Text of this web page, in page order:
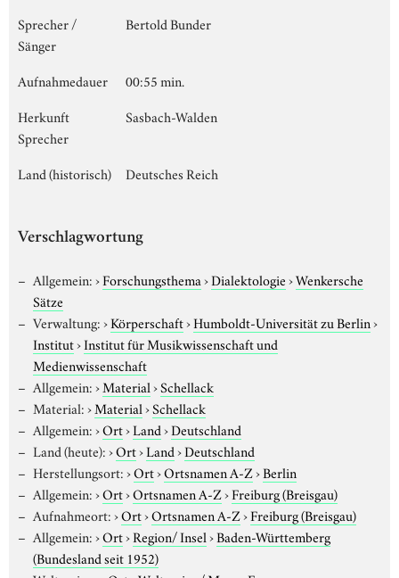
Sprecher /
Sänger
Bertold Bunder
Aufnahmedauer
00:55 min.
Herkunft
Sprecher
Sasbach-Walden
Land (historisch) Deutsches Reich
Verschlagwortung
Allgemein:›Forschungsthema›Dialektologie›Wenkersche
Sätze
Verwaltung:›Körperschaft›Humboldt-Universität zu Berlin›
Institut›Institut für Musikwissenschaft und
Medienwissenschaft
Allgemein:›Material›Schellack
Material:›Material›Schellack
Allgemein:›Ort›Land›Deutschland
Land (heute):›Ort›Land›Deutschland
Herstellungsort:›Ort›Ortsnamen A-Z›Berlin
Allgemein:›Ort›Ortsnamen A-Z›Freiburg (Breisgau)
Aufnahmeort:›Ort›Ortsnamen A-Z›Freiburg (Breisgau)
Allgemein:›Ort›Region/ Insel›Baden-Württemberg
(Bundesland seit 1952)